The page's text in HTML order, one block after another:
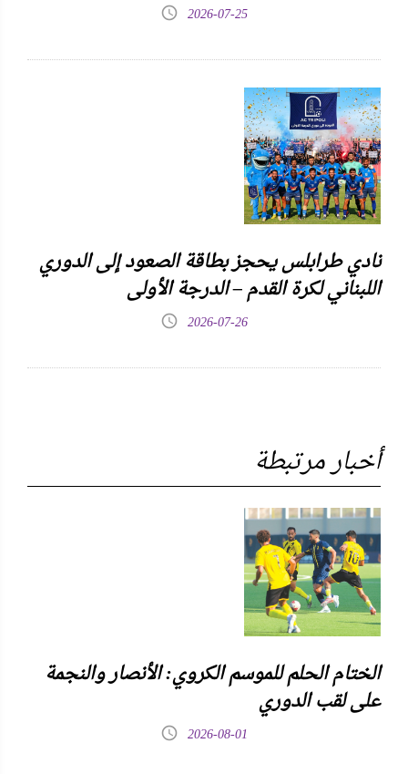
2026-07-25
نادي طرابلس يحجز بطاقة الصعود إلى الدوري
اللبناني لكرة القدم – الدرجة الأولى
2026-07-26
أخبار مرتبطة
الختام الحلم للموسم الكروي: الأنصار والنجمة
على لقب الدوري
2026-08-01